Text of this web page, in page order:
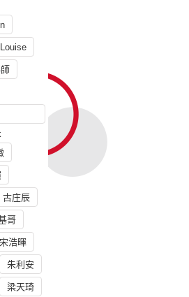
In
Louise
古庄辰
哥
宋浩暉
朱利安
梁天琦